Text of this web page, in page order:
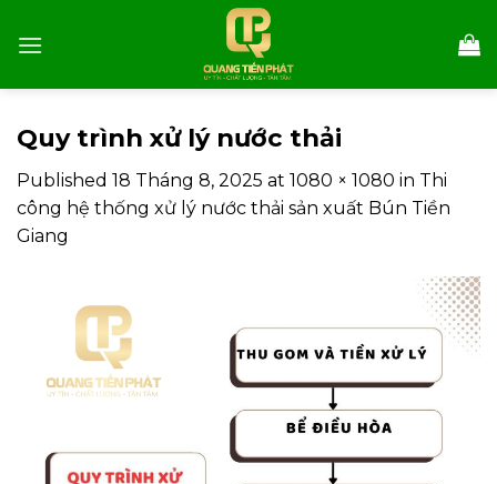
Quy trình xử lý nước thải
Published 18 Tháng 8, 2025 at 1080 × 1080 in Thi
công hệ thống xử lý nước thải sản xuất Bún Tiền
Giang